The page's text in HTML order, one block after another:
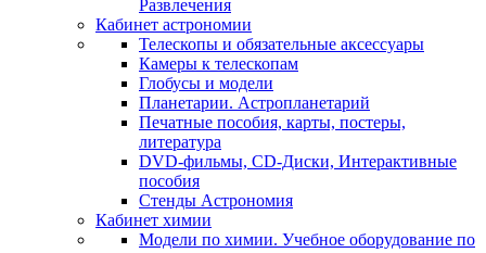
Развлечения
Кабинет астрономии
Телескопы и обязательные аксессуары
Камеры к телескопам
Глобусы и модели
Планетарии. Астропланетарий
Печатные пособия, карты, постеры,
литература
DVD-фильмы, CD-Диски, Интерактивные
пособия
Стенды Астрономия
Кабинет химии
Модели по химии. Учебное оборудование по